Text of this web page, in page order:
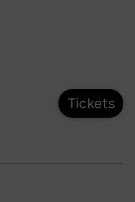
Tickets